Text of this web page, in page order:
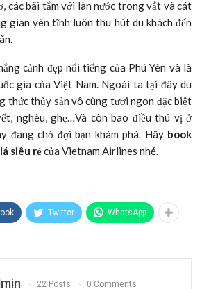
các bãi tắm với làn nước trong vắt và cát
gian yên tĩnh luôn thu hút du khách đến
cảnh đẹp nổi tiếng của Phú Yên và là
gia của Việt Nam. Ngoài ta tại đây du
thức thủy sản vô cùng tươi ngon đặc biệt
nghêu, ghẹ…Và còn bao điều thú vị ở
đang chờ đợi bạn khám phá. Hãy book
siêu rẻcủa Vietnam Airlines nhé.
Twitter WhatsApp
22 Posts 0 Comments